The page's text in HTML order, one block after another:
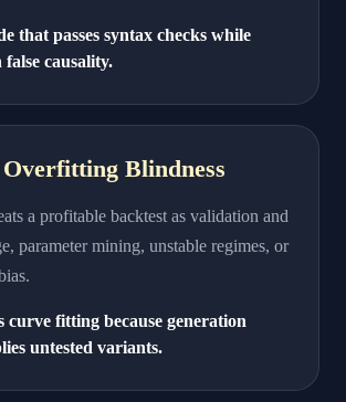
that passes syntax checks while
causality.
Blindness
a profitable backtest as validation and
parameter mining, unstable regimes, or
curve fitting because generation
untested variants.